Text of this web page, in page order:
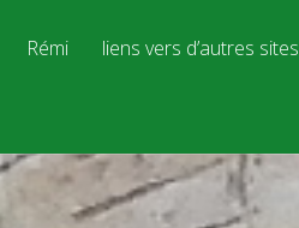
Rémi liens vers d’autres sites